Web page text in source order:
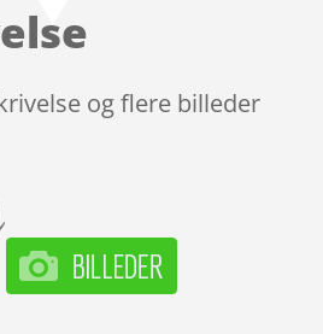
og flere billeder